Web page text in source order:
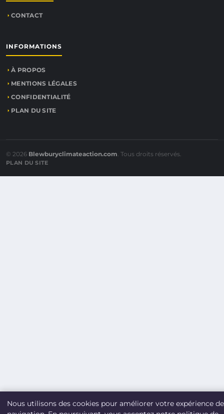
CONTACT
INFORMATIONS
À PROPOS
MENTIONS LÉGALES
CONFIDENTIALITÉ
PLAN DU SITE
© 2026 Blewburyclimateaction.com. Tous droits réservés.
PLAN DU SITE
Nous utilisons des cookies pour améliorer votre expérience de